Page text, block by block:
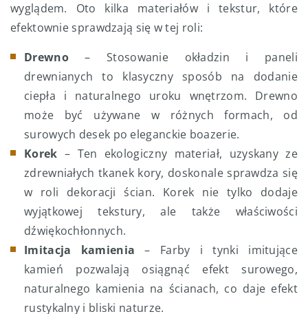
wyglądem. Oto kilka materiałów i tekstur, które
efektownie sprawdzają się w tej roli:
Drewno– Stosowanie okładzin i paneli
drewnianych to klasyczny sposób na dodanie
ciepła i naturalnego uroku wnętrzom. Drewno
może być używane w różnych formach, od
surowych desek po eleganckie boazerie.
Korek – Ten ekologiczny materiał, uzyskany ze
zdrewniałych tkanek kory, doskonale sprawdza się
w roli dekoracji ścian. Korek nie tylko dodaje
wyjątkowej tekstury, ale także właściwości
dźwiękochłonnych.
Imitacja kamienia – Farby i tynki imitujące
kamień pozwalają osiągnąć efekt surowego,
naturalnego kamienia na ścianach, co daje efekt
rustykalny i bliski naturze.